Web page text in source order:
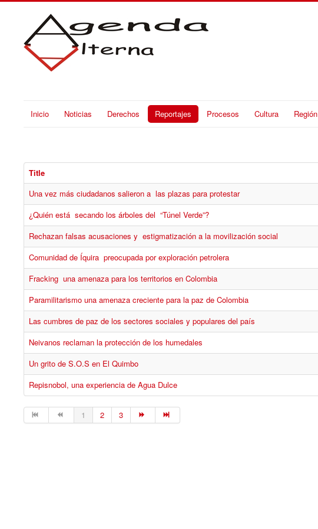
Inicio Noticias Derechos Reportajes Procesos Cultura Región
Title
Una vez más ciudadanos salieron a las plazas para protestar
¿Quién está secando los árboles del “Túnel Verde”?
Rechazan falsas acusaciones y estigmatización a la movilización social
Comunidad de Íquira preocupada por exploración petrolera
Fracking una amenaza para los territorios en Colombia
Paramilitarismo una amenaza creciente para la paz de Colombia
Las cumbres de paz de los sectores sociales y populares del país
Neivanos reclaman la protección de los humedales
Un grito de S.O.S en El Quimbo
Repisnobol, una experiencia de Agua Dulce
1 2 3